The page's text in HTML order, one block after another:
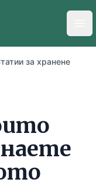
за хранене